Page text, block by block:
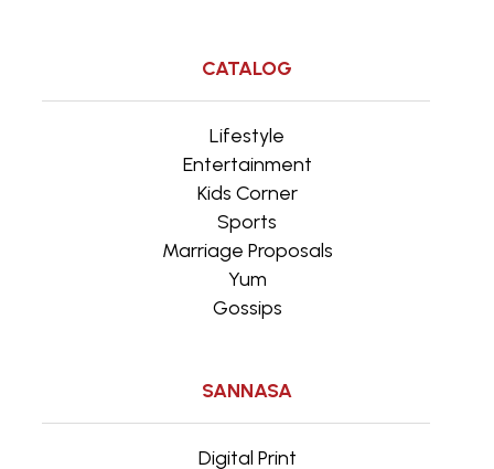
CATALOG
Lifestyle
Entertainment
Kids Corner
Sports
Marriage Proposals
Yum
Gossips
SANNASA
Digital Print